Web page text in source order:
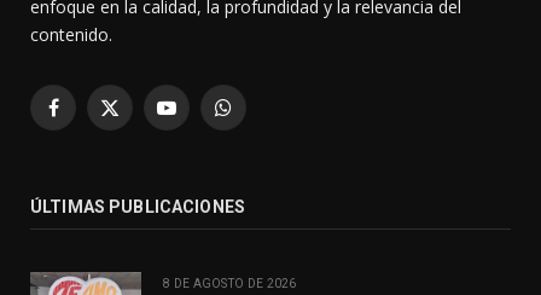
enfoque en la calidad, la profundidad y la relevancia del
contenido.
Facebook
X
YouTubeWhatsApp
ÚLTIMAS PUBLICACIONES
8 DE AGOSTO DE 2026